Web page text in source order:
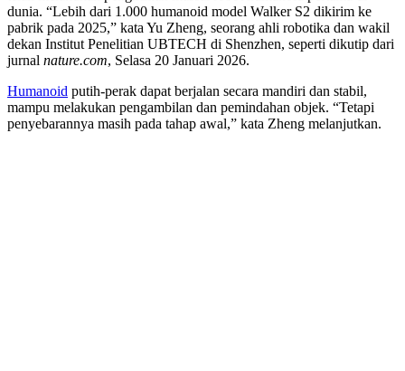
dunia. “Lebih dari 1.000 humanoid model Walker S2 dikirim ke
pabrik pada 2025,” kata Yu Zheng, seorang ahli robotika dan wakil
dekan Institut Penelitian UBTECH di Shenzhen, seperti dikutip dari
jurnal nature.com, Selasa 20 Januari 2026.
Humanoid putih-perak dapat berjalan secara mandiri dan stabil,
mampu melakukan pengambilan dan pemindahan objek. “Tetapi
penyebarannya masih pada tahap awal,” kata Zheng melanjutkan.